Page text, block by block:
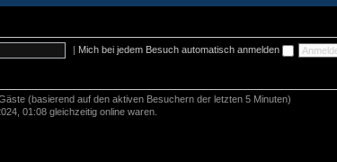
| Mich bei jedem Besuch automatisch anmelden
(basierend auf den aktiven Besuchern der letzten 5 Minuten)
01:08 gleichzeitig online waren.